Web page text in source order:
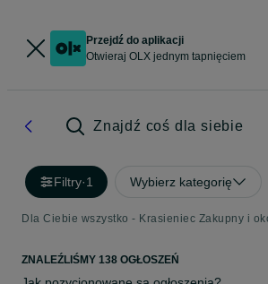
Przejdź do aplikacji
Otwieraj OLX jednym tapnięciem
Znajdź coś dla siebie
Filtry·1 Wybierz kategorię
Dla Ciebie wszystko - Krasieniec Zakupny i
ZNALEŹLIŚMY 138 OGŁOSZEŃ